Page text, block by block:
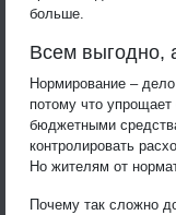
больше.
Всем выгодно,
Нормирование –
потому что
бюджетными
контролировать
Но жителям от
Почему так сложно